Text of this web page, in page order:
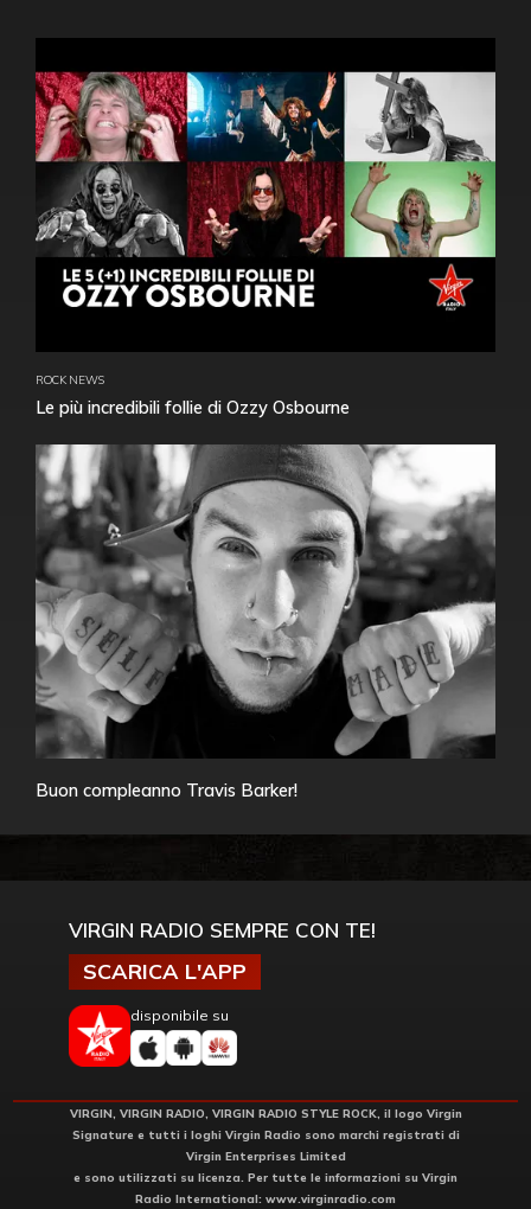
ROCK NEWS
Le più incredibili follie di Ozzy Osbourne
Buon compleanno Travis Barker!
VIRGIN RADIO SEMPRE CON TE!
SCARICA L'APP
disponibile su
VIRGIN, VIRGIN RADIO, VIRGIN RADIO STYLE ROCK, il logo Virgin
Signature e tutti i loghi Virgin Radio sono marchi registrati di
Virgin Enterprises Limited
e sono utilizzati su licenza. Per tutte le informazioni su Virgin
Radio International: www.virginradio.com